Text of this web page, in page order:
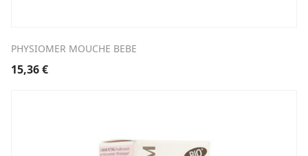
PHYSIOMER MOUCHE BEBE
15,36€